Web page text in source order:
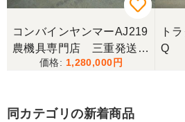
香川県／西川忠洋
丁寧な対応をしていただき
ることができました。今年の
し、修理の目途が無い中、手
けることが出来て大満足です
コンバインヤンマーAJ219
農機具専門店 三重発送整
備済み
1,280,000
ト
Q
同カテゴリの新着商品